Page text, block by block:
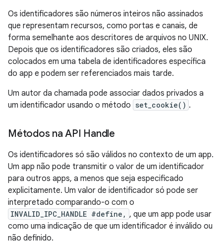
Os identificadores são números inteiros não assinados
que representam recursos, como portas e canais, de
forma semelhante aos descritores de arquivos no UNIX.
Depois que os identificadores são criados, eles são
colocados em uma tabela de identificadores específica
do app e podem ser referenciados mais tarde.
Um autor da chamada pode associar dados privados a
um identificador usando o método set_cookie() .
Métodos na API Handle
Os identificadores só são válidos no contexto de um app.
Um app não pode transmitir o valor de um identificador
para outros apps, a menos que seja especificado
explicitamente. Um valor de identificador só pode ser
interpretado comparando-o com o
INVALID_IPC_HANDLE #define, , que um app pode usar
como uma indicação de que um identificador é inválido ou
não definido.